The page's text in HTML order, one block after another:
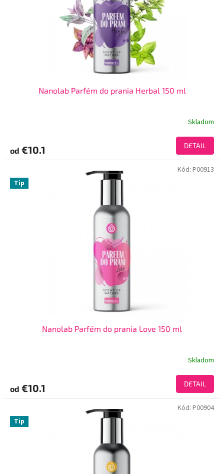
Nanolab Parfém do prania Herbal 150 ml
Skladom
od €10.1 DETAIL
Tip
Nanolab Parfém do prania Love 150 ml
Skladom
od €10.1 DETAIL
Kód: P00913
Tip
Kód: P00904